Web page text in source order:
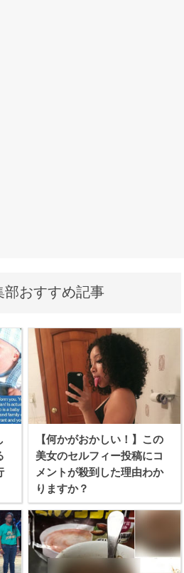
部おすすめ記事
【何かがおかしい！】この
美女のセルフィー投稿にコ
メントが殺到した理由わか
りますか？